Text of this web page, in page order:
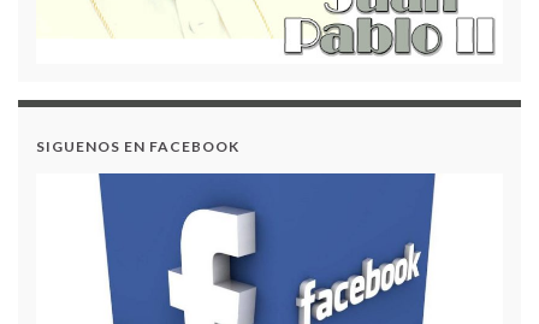
Contrato 002 – Traslado Presupuestal para la
SIGUENOS EN FACEBOOK